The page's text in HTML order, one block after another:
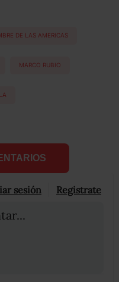
DE LAS AMERICAS
MARCO RUBIO
sesión Registrate